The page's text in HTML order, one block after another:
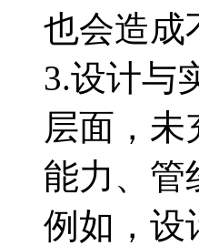
也会造成
3.设计与
层面，未
能力、管
例如，设